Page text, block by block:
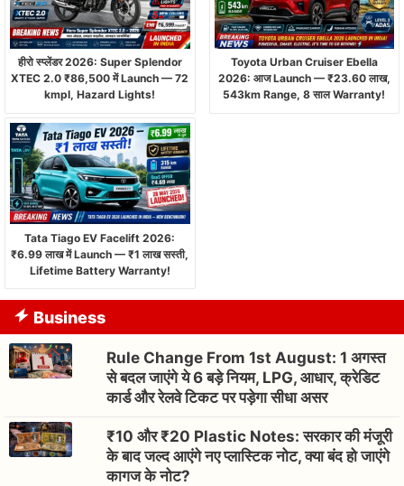
हीरो स्प्लेंडर 2026: Super Splendor
XTEC 2.0 ₹86,500 में Launch — 72
kmpl, Hazard Lights!
Toyota Urban Cruiser Ebella
2026: आज Launch — ₹23.60 लाख,
543km Range, 8 साल Warranty!
Tata Tiago EV Facelift 2026:
₹6.99 लाख में Launch — ₹1 लाख सस्ती,
Lifetime Battery Warranty!
Business
Rule Change From 1st August: 1 अगस्त
से बदल जाएंगे ये 6 बड़े नियम, LPG, आधार, क्रेडिट
कार्ड और रेलवे टिकट पर पड़ेगा सीधा असर
₹10 और ₹20 Plastic Notes: सरकार की मंजूरी
के बाद जल्द आएंगे नए प्लास्टिक नोट, क्या बंद हो जाएंगे
कागज के नोट?